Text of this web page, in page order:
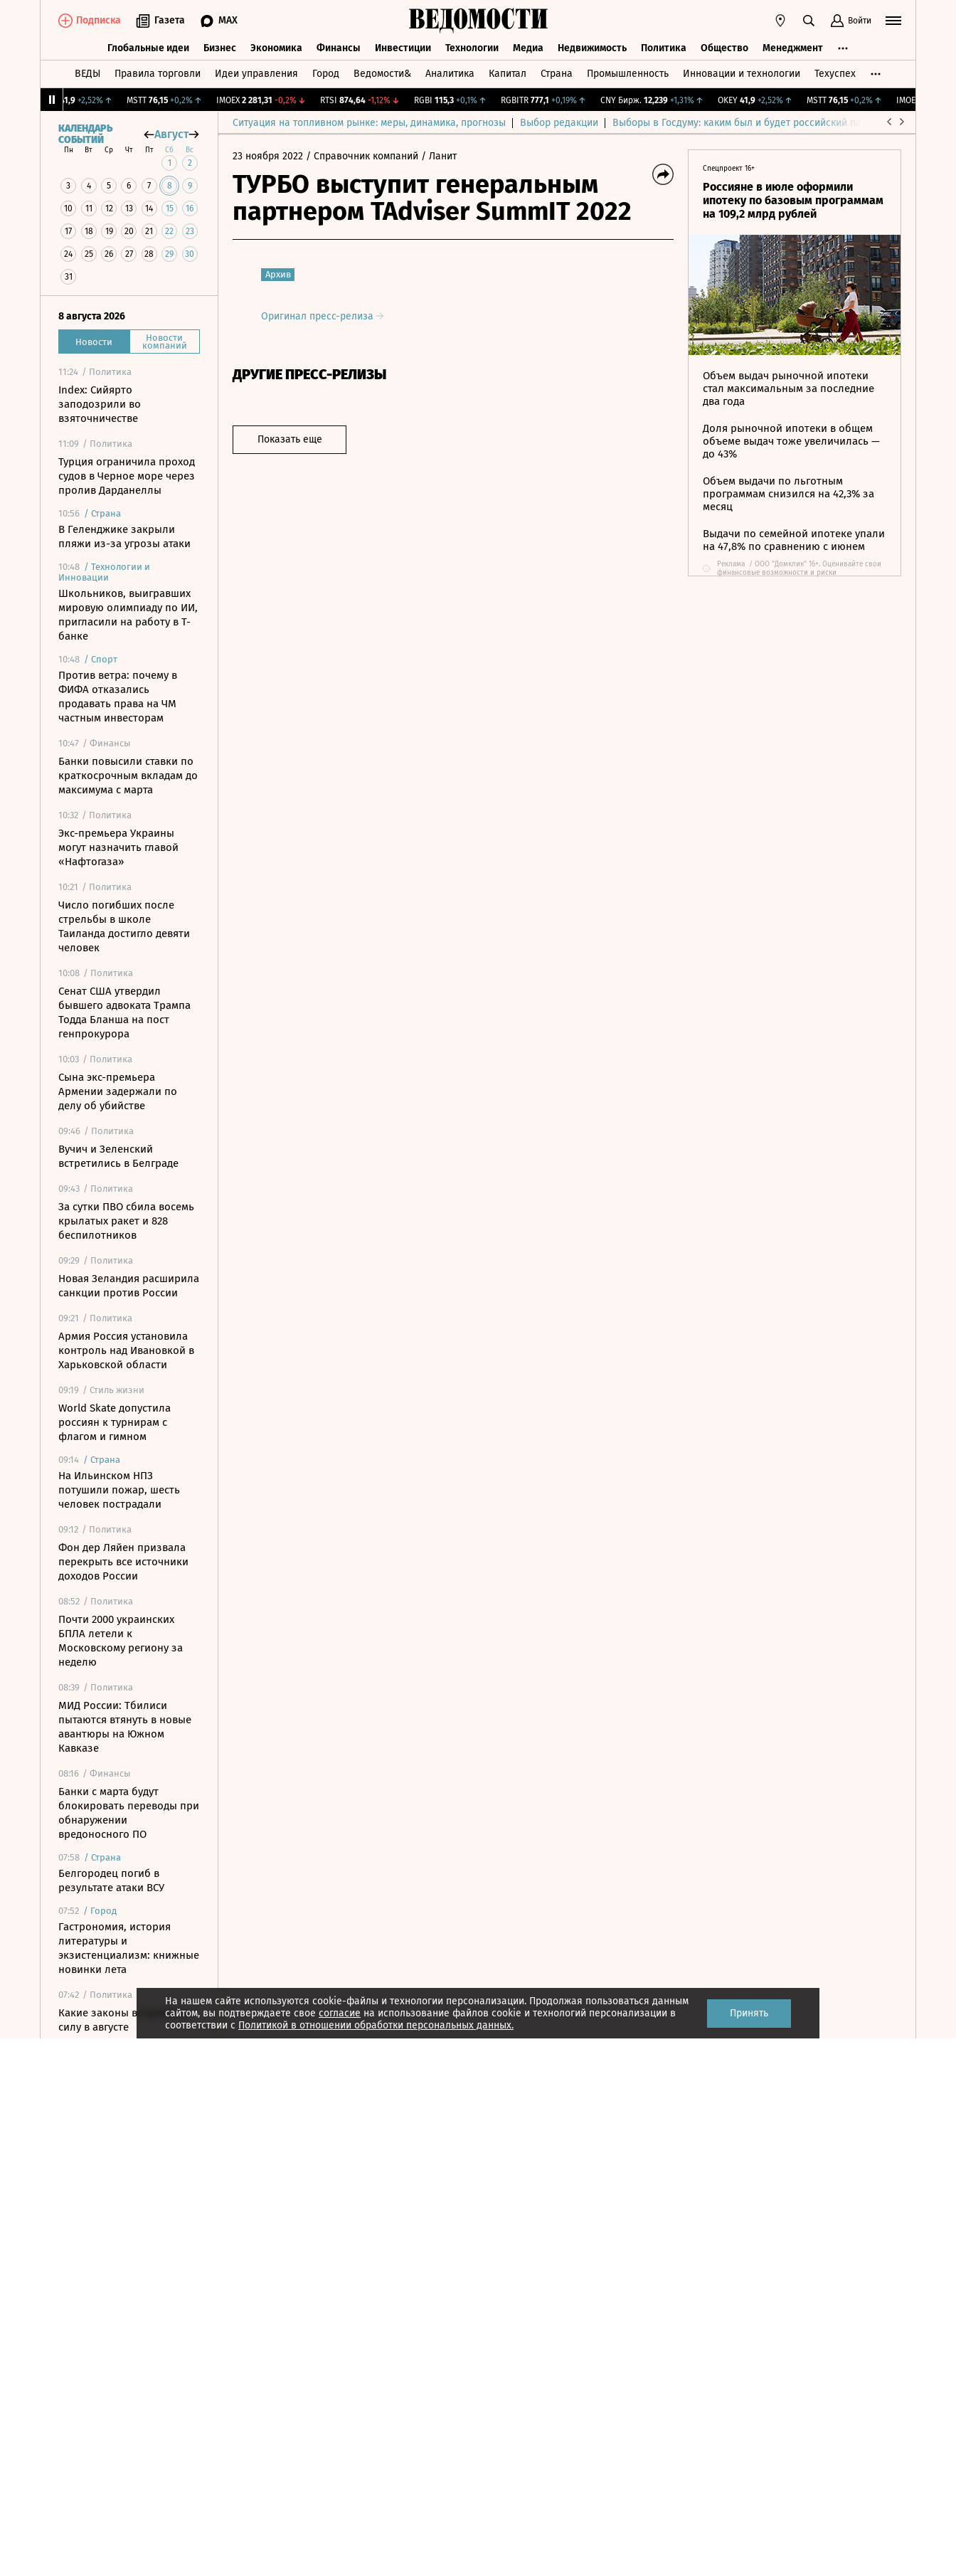
Подписка Газета MAX Войти
Глобальные идеи Бизнес Экономика Финансы Инвестиции Технологии Медиа Недвижимость Политика Общество Менеджмент
ВЕДЫ Правила торговли Идеи управления Город Ведомости& Аналитика Капитал Страна Промышленность Инновации и технологии Техуспех
+2,52%↑ MSTT 76,15 +0,2%↑ IMOEX 2 281,31 -0,2%↓ RTSI 874,64 -1,12%↓ RGBI 115,3 +0,1%↑ RGBITR 777,1 +0,19%↑ CNY Бирж. 12,239 +1,31%↑ OKEY 41,9 +2,52%↑ MSTT 76,15 +0,2%↑ IMOEX 2 281,31
Ситуация на топливном рынке: меры, динамика, прогнозы Выбор редакции Выборы в Госдуму: каким был и будет российский парламент
КАЛЕНДАРЬ
СОБЫТИЙ
Август
Пн Вт Ср Чт Пт Сб Вс
1 2
3 4 5 6 7 8 9
10 11 12 13 14 15 16
17 18 19 20 21 22 23
24 25 26 27 28 29 30
31
8 августа 2026
Новости Новости
компаний
11:24 / Политика
Index: Сийярто
заподозрили во
взяточничестве
11:09 / Политика
Турция ограничила проход
судов в Черное море через
пролив Дарданеллы
10:56 / Страна
В Геленджике закрыли
пляжи из-за угрозы атаки
10:48 / Технологии и
Инновации
Школьников, выигравших
мировую олимпиаду по ИИ,
пригласили на работу в Т-
банке
10:48 / Спорт
Против ветра: почему в
ФИФА отказались
продавать права на ЧМ
частным инвесторам
10:47 / Финансы
Банки повысили ставки по
краткосрочным вкладам до
максимума с марта
10:32 / Политика
Экс-премьера Украины
могут назначить главой
«Нафтогаза»
10:21 / Политика
Число погибших после
стрельбы в школе
Таиланда достигло девяти
человек
10:08 / Политика
Сенат США утвердил
бывшего адвоката Трампа
Тодда Бланша на пост
генпрокурора
10:03 / Политика
Сына экс-премьера
Армении задержали по
делу об убийстве
09:46 / Политика
Вучич и Зеленский
встретились в Белграде
09:43 / Политика
За сутки ПВО сбила восемь
крылатых ракет и 828
беспилотников
09:29 / Политика
Новая Зеландия расширила
санкции против России
09:21 / Политика
Армия Россия установила
контроль над Ивановкой в
Харьковской области
09:19 / Стиль жизни
World Skate допустила
россиян к турнирам с
флагом и гимном
09:14 / Страна
На Ильинском НПЗ
потушили пожар, шесть
человек пострадали
09:12 / Политика
Фон дер Ляйен призвала
перекрыть все источники
доходов России
08:52 / Политика
Почти 2000 украинских
БПЛА летели к
Московскому региону за
неделю
08:39 / Политика
МИД России: Тбилиси
пытаются втянуть в новые
авантюры на Южном
Кавказе
08:16 / Финансы
Банки с марта будут
блокировать переводы при
обнаружении
вредоносного ПО
07:58 / Страна
Белгородец погиб в
результате атаки ВСУ
07:52 / Город
Гастрономия, история
литературы и
экзистенциализм: книжные
новинки лета
07:42 / Политика
Какие законы вступили в
силу в августе
23 ноября 2022 / Справочник компаний / Ланит
ТУРБО выступит генеральным
партнером TAdviser SummIT 2022
Архив
Оригинал пресс-релиза
ДРУГИЕ ПРЕСС-РЕЛИЗЫ
Показать еще
Спецпроект 16+
Россияне в июле оформили
ипотеку по базовым программам
на 109,2 млрд рублей
Объем выдач рыночной ипотеки
стал максимальным за последние
два года
Доля рыночной ипотеки в общем
объеме выдач тоже увеличилась —
до 43%
Объем выдачи по льготным
программам снизился на 42,3% за
месяц
Выдачи по семейной ипотеке упали
на 47,8% по сравнению с июнем
Реклама / ООО "Домклик" 16+. Оценивайте свои
финансовые возможности и риски
На нашем сайте используются cookie-файлы и технологии персонализации. Продолжая пользоваться данным
сайтом, вы подтверждаете свое согласие на использование файлов cookie и технологий персонализации в
соответствии с Политикой в отношении обработки персональных данных.
Принять